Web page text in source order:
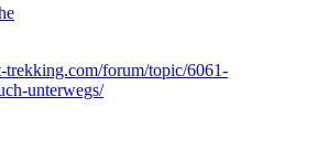
forum/topic/6061-
unterwegs/